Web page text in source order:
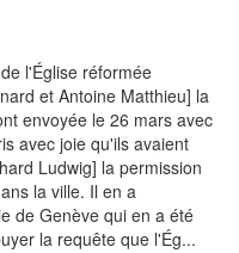
l'Église réformée
et Antoine Matthieu] la
envoyée le 26 mars avec
avec joie qu'ils avaient
Ludwig] la permission
la ville. Il en a
de Genève qui en a été
la requête que l'Ég...